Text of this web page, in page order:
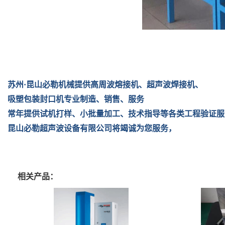
苏州·昆山必勒机械提供高周波熔接机、超声波焊接机、
吸塑包装封口机专业制造、销售、服务
常年提供试机打样、小批量加工、技术指导等各类工程验证
昆山必勒超声波设备有限公司将竭诚为您服务，
相关产品：